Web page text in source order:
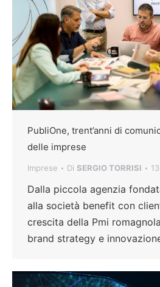
PubliOne, trent’anni di
delle imprese
Imprese Di SERGIO TORRISI
Dalla piccola agenzia
alla società benefit con
crescita della Pmi
brand strategy e